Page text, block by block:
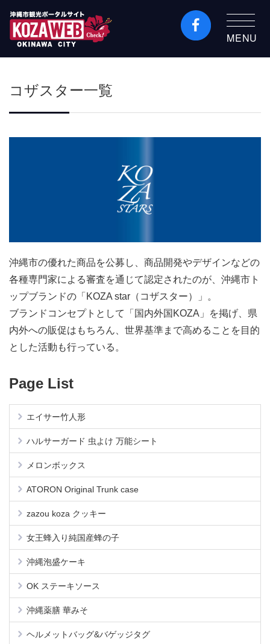
沖縄市観光ポータルコ
縄市コザの表も裏も楽
MENU
コザスター一覧
沖縄市の優れた商品を公募し、商品開発やデザインなどの
各種専門家による審査を通じて認定されたのが、沖縄市ト
ップブランドの「KOZA star（コザスター）」。
ブランドコンセプトとして「国内外国KOZA」を掲げ、県
内外への販促はもちろん、世界基準まで高めることを目的
とした活動も行っている。
Page List
エイサー竹人形
ハルサーガード 虫よけ 万能シート
メロンボックス
ATORON Original Trunk case
zazou koza クッキー
女王蜂入り純国産蜂の子
沖縄泡盛ケーキ
OK ステーキソース
沖縄薬膳 華みそ
ヘルメットバッグ&バゲッジタグ